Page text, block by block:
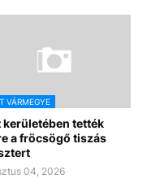
VÁRMEGYE
kerületében tették
a fröcsögő tiszás
04, 2026